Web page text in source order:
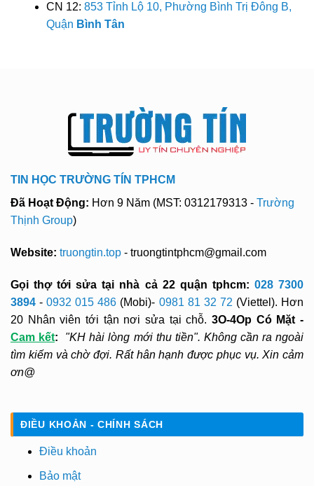
CN 12: 853 Tỉnh Lộ 10, Phường Bình Trị Đông B,
Quận Bình Tân
TIN HỌC TRƯỜNG TÍN TPHCM
Đã Hoạt Động: Hơn 9 Năm (MST: 0312179313 - Trường
Thịnh Group)
Website: truongtin.top - truongtintphcm@gmail.com
Gọi thợ tới sửa tại nhà cả 22 quận tphcm: 028 7300
3894-0932 015 486 (Mobi)- 0981 81 32 72 (Viettel). Hơn
20 Nhân viên tới tận nơi sửa tại chỗ. 3O-4Op Có Mặt -
Cam kết:
"KH hài lòng mới thu tiền". Không cần ra ngoài
tìm kiếm và chờ đợi. Rất hân hạnh được phục vụ. Xin cảm
ơn@
ĐIỀU KHOẢN - CHÍNH SÁCH
Điều khoản
Bảo mật